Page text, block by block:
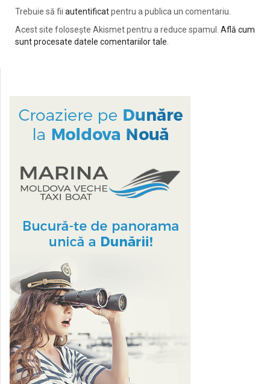
Trebuie să fii autentificatpentru a publica un comentariu.
Acest site folosește Akismet pentru a reduce spamul. Află cum
sunt procesate datele comentariilor tale